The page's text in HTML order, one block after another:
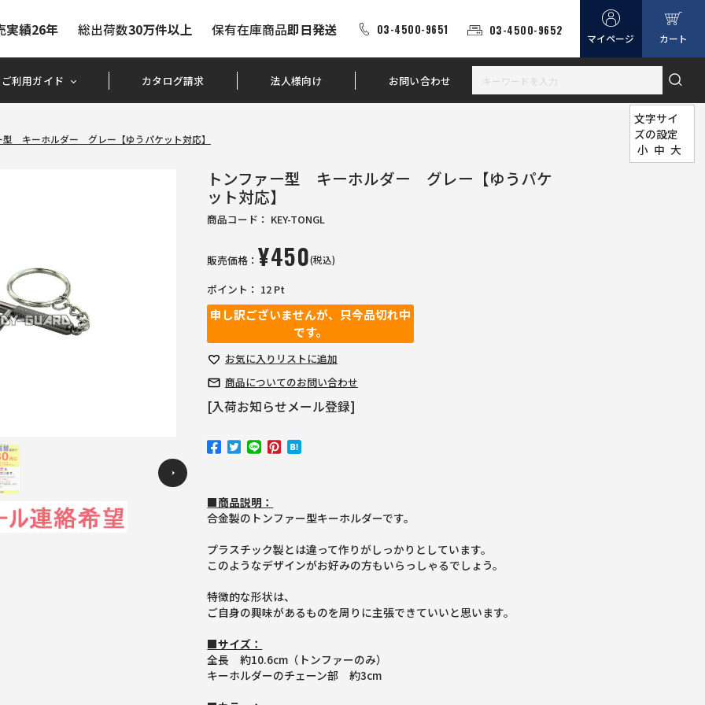
実績26年 総出荷数30万件以上 保有在庫商品即日発送 03-4500-9651 03-4500-9652
マイページ カート
ご利用ガイド カタログ請求 法人様向け お問い合わせ
型 キーホルダー グレー【ゆうパケット対応】
Previous
トンファー型 キーホルダー グレー【ゆうパケ
ット対応】
商品コード： KEY-TONGL
販売価格： ¥450(税込)
ポイント： 12 Pt
申し訳ございませんが、只今品切れ中
です。
お気に入り リストに追加
商品についてのお問い合わせ
[入荷お知らせメール登録]
■商品説明：
合金製のトンファー型キーホルダーです。
プラスチック製とは違って作りがしっかりとしています。
このようなデザインがお好みの方もいらっしゃるでしょう。
特徴的な形状は、
ご自身の興味があるものを周りに主張できていいと思います。
■サイズ：
全長 約10.6cm（トンファーのみ）
キーホルダーのチェーン部 約3cm
文字サイ
ズの設定
小 中 大